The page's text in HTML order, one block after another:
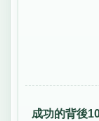
成功的背後